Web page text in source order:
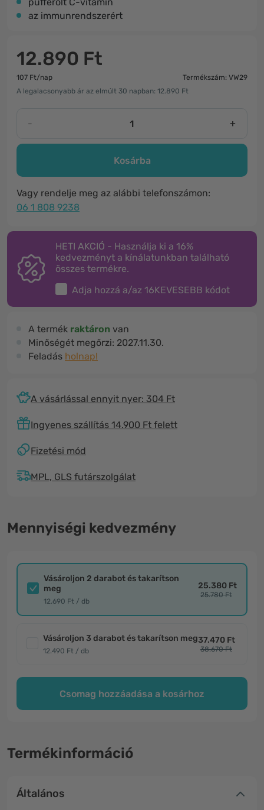
az immunrendszerért
12.890 Ft
107 Ft/nap
Termékszám: VW29
A legalacsonyabb ár az elmúlt 30 napban: 12.890 Ft
- +
Kosárba
Vagy rendelje meg az alábbi telefonszámon:
06 1 808 9238
HETI AKCIÓ - Használja ki a 16%
kedvezményt a kínálatunkban található
összes termékre.
Adja hozzá a/az 16KEVESEBB kódot
A termék raktáron van
Minőségét megőrzi: 2027.11.30.
Feladás holnap!
A vásárlással ennyit nyer: 304 Ft
Ingyenes szállítás 14.900 Ft felett
Fizetési mód
MPL, GLS futárszolgálat
Mennyiségi kedvezmény
Vásároljon 2 darabot és takarítson
meg
12.690 Ft / db
25.380 Ft
25.780 Ft
Vásároljon 3 darabot és takarítson meg
12.490 Ft / db
37.470 Ft
38.670 Ft
Csomag hozzáadása a kosárhoz
Termékinformáció
Általános